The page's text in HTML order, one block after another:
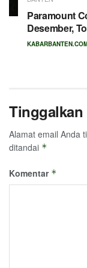
Paramount
Desember,
Tinggalkan
Alamat email Anda
ditandai *
Komentar *